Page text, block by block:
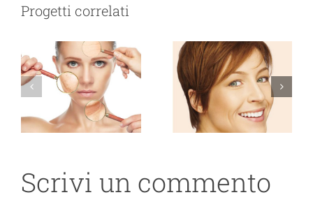
Progetti correlati
cutaneo
Scrivi un commento